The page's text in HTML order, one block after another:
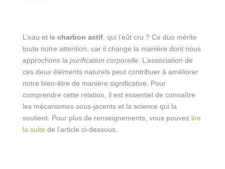
L’eau et le charbon actif, qui l’eût cru ? Ce duo mérite
toute notre attention, car il change la manière dont nous
approchons lapurification corporelle. L’association de
ces deux éléments naturels peut contribuer à améliorer
notre bien-être de manière significative. Pour
comprendre cette relation, il est essentiel de connaître
les mécanismes sous-jacents et la science qui la
soutient. Pour plus de renseignements, vous pouvez lire
la suite de l’article ci-dessous.